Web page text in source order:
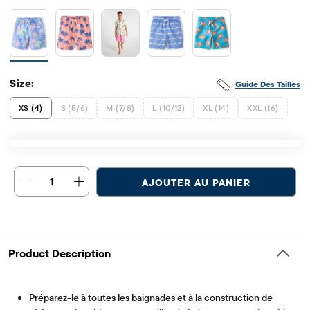
Guide Des Tailles
Size:
XS (4) S (5/6) M (7/8) L (10/12) XL (14) XXL (16)
1 AJOUTER AU PANIER
Product Description
Préparez-le à toutes les baignades et à la construction de